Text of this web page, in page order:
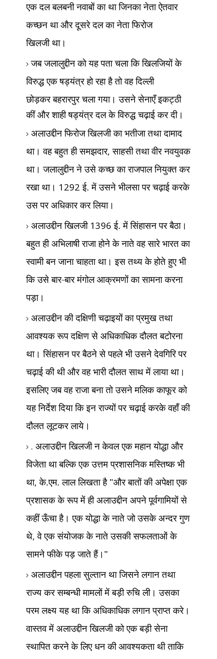
एक दल बलबनी नवाबों का था जिनका नेता ऐतवार
कच्छन था और दूसरे दल का नेता फिरोज
खिलजी था।
जब जलालुद्दीन को यह पता चला कि खिलजियों के
विरुद्ध एक षड्यंत्र हो रहा है तो वह दिल्ली
छोड़करबहरारपुर चला गया। उसने सेनाएँ इकट्ठी
कीं और शाही षड्यंत्र दल के विरुद्ध चढ़ाई कर दी।
अलाउद्दीन फिरोज खिलजी का भतीजा तथा दामाद
था। वह बहुत ही समझदार,साहसी तथा वीर नवयुवक
था। जलालुद्दीन ने उसे कच्छ का राजपाल नियुक्त कर
रखा था। 1292 ई. में उसने भीलसा पर चढ़ाई करके
उस पर अधिकार कर लिया।
अलाउद्दीन खिलजी 1396 ई. में सिंहासन पर बैठा।
बहुत ही अभिलाषी राजा होने के नाते वह सारे भारत का
स्वामी बन जाना चाहता था। इस तथ्य के होते हुए भी
कि उसे बार-बार मंगोल आक्रमणों का सामना करना
पड़ा।
अलाउद्दीन की दक्षिणी चढ़ाइयों का प्रमुख तथा
आवश्यक रूप दक्षिण से अधिकाधिक दौलत बटोरना
था। सिंहासन पर बैठने से पहले भी उसने देवगिरि पर
चढ़ाई की थी और वह भारी दौलत साथ में लाया था।
इसलिए जब वह राजा बना तो उसने मलिक काफूर को
यह निर्देश दिया कि इन राज्यों पर चढ़ाई करके वहाँ की
दौलत लूटकर लाये।
. अलाउद्दीन खिलजी न केवल एक महान योद्धा और
विजेता था बल्कि एक उत्तम प्रशासनिक मस्तिष्क भी
था,के.एम. लाल लिखता है "और बातों की अपेक्षा एक
प्रशासक के रूप में ही अलाउद्दीन अपने पूर्वगामियों से
कहीं ऊँचा है। एक योद्धा के नाते जो उसके अन्दर गुण
थे,वे एक संयोजक के नाते उसकी सफलताओं के
सामने फीके पड़ जाते हैं।"
अलाउद्दीन पहला सुल्तान था जिसने लगान तथा
राज्य कर सम्बन्धी मामलों में बड़ी रुचि ली। उसका
परम लक्ष्य यह था कि अधिकाधिक लगान प्राप्त करे।
वास्तव में अलाउद्दीन खिलजी को एक बड़ी सेना
स्थापित करने के लिए धन की आवश्यकता थी ताकि